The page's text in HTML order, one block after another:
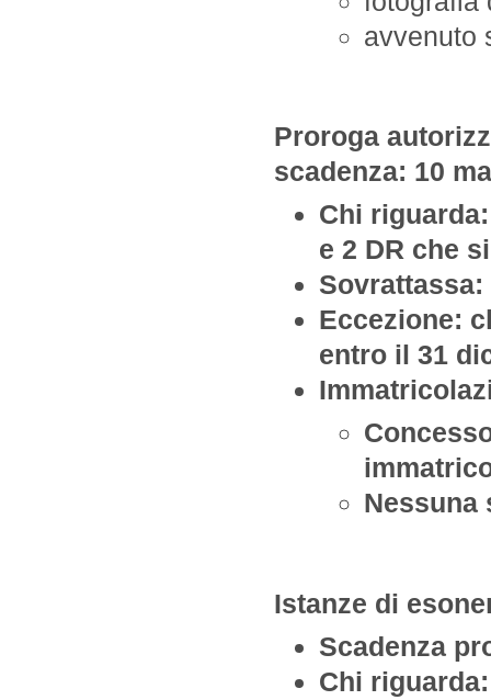
avvenuto
Proroga
scadenza: 10
Chi
e 2 DR che
Eccezione:
entro il 31
Nessuna
Istanze di
Scadenza
Chi